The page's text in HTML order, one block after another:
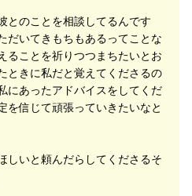
出していただけますように。
悩みを預けていただくからこ
ますよう、「どんなご相談で
様のお気持ちに寄り添って鑑
に考えています。
部分にシンクロしやすくする
けてどうぞいろいろお話を聞
とのことを相談してるんです
だいてきもちもあるってことな
ることを祈りつつまちたいとお
ときに私だと覚えてくださるの
にあったアドバイスをしてくだ
を信じて頑張っていきたいなと
しいと頼んだらしてくださるそ